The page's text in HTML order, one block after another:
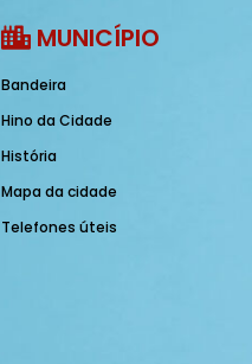
MUNICÍPIO
Bandeira
Hino da Cidade
História
Mapa da cidade
Telefones úteis